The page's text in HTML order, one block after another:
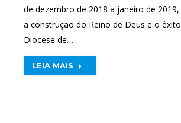
de dezembro de 2018 a janeiro de
a construção do Reino de Deus e o
Diocese de…
LEIA MAIS